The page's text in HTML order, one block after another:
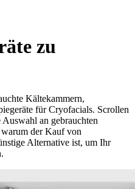
zu
Kältekammern,
für Cryofacials. Scrollen
an gebrauchten
warum der Kauf von
Alternative ist, um Ihr